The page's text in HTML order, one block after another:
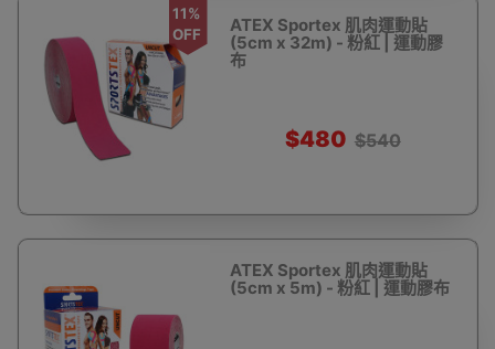
11%
OFF
ATEX Sportex 肌肉運動貼
(5cm x 32m) - 粉紅 | 運動膠
布
$480 $540
ATEX Sportex 肌肉運動貼
(5cm x 5m) - 粉紅 | 運動膠布